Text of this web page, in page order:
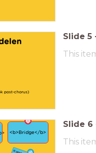
post-chorus)
Slide 5
This
<b>Bridge</b>
Slide 6
This